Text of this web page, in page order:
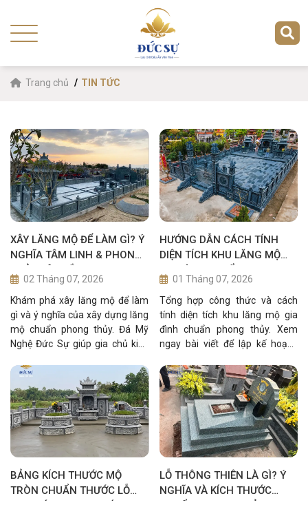
Trang chủ TIN TỨC
XÂY LĂNG MỘ ĐỂ LÀM GÌ? Ý
NGHĨA TÂM LINH & PHONG
02 Tháng 07, 2026
Khám phá xây lăng mộ để làm
gì và ý nghĩa của xây dựng lăng
mộ chuẩn phong thủy. Đá Mỹ
Nghệ Đức Sự giúp gia chủ kiến
vượng.
HƯỚNG DẪN CÁCH TÍNH
DIỆN TÍCH KHU LĂNG MỘ
THỦY01 Tháng 07, 2026
Tổng hợp công thức và cách
tính diện tích khu lăng mộ gia
đình chuẩn phong thủy. Xem
ngay bài viết để lập kế hoạch
nhất.
BẢNG KÍCH THƯỚC MỘ
TRÒN CHUẨN THƯỚC LỖ
LỖ THÔNG THIÊN LÀ GÌ? Ý
NGHĨA VÀ KÍCH THƯỚC